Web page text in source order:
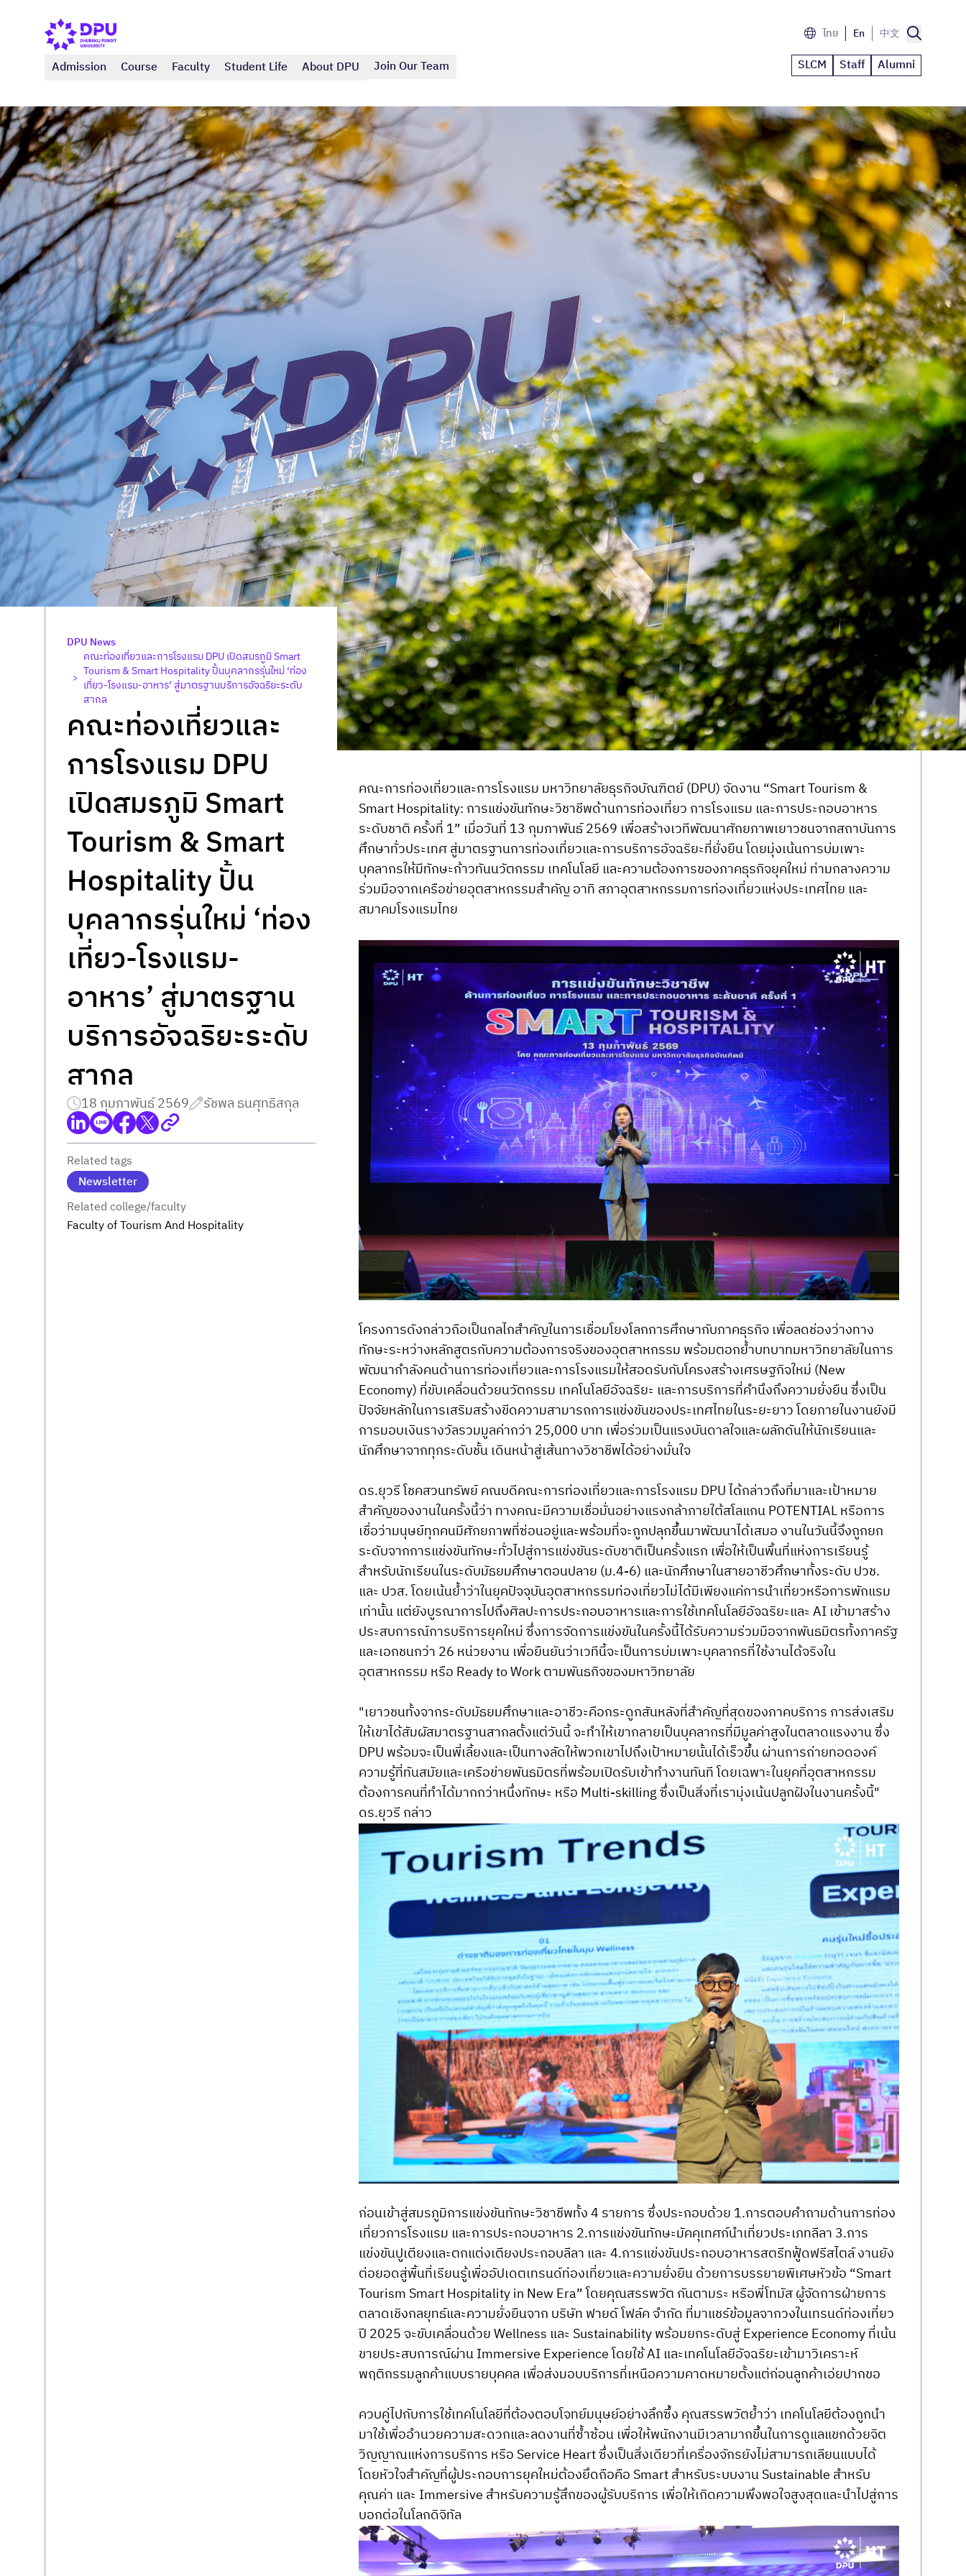
ไทย En 中文
Admission Course Faculty Student Life About DPU Join Our Team SLCM Staff Alumni
DPU News
>
คณะท่องเที่ยวและการโรงแรม DPU เปิดสมรภูมิ Smart
Tourism & Smart Hospitality ปั้นบุคลากรรุ่นใหม่ ‘ท่อง
เที่ยว-โรงแรม-อาหาร’ สู่มาตรฐานบริการอัจฉริยะระดับ
สากล
คณะท่องเที่ยวและ
การโรงแรม DPU
เปิดสมรภูมิ Smart
Tourism & Smart
Hospitality ปั้น
บุคลากรรุ่นใหม่ ‘ท่อง
เที่ยว-โรงแรม-
อาหาร’ สู่มาตรฐาน
บริการอัจฉริยะระดับ
สากล
18 กุมภาพันธ์ 2569 รัชพล ธนศุทธิสกุล
Related tags
Newsletter
Related college/faculty
Faculty of Tourism And Hospitality
คณะการท่องเที่ยวและการโรงแรม มหาวิทยาลัยธุรกิจบัณฑิตย์ (DPU) จัดงาน “Smart Tourism &
Smart Hospitality: การแข่งขันทักษะวิชาชีพด้านการท่องเที่ยว การโรงแรม และการประกอบอาหาร
ระดับชาติ ครั้งที่ 1” เมื่อวันที่ 13 กุมภาพันธ์ 2569 เพื่อสร้างเวทีพัฒนาศักยภาพเยาวชนจากสถาบันการ
ศึกษาทั่วประเทศ สู่มาตรฐานการท่องเที่ยวและการบริการอัจฉริยะที่ยั่งยืน โดยมุ่งเน้นการบ่มเพาะ
บุคลากรให้มีทักษะก้าวทันนวัตกรรม เทคโนโลยี และความต้องการของภาคธุรกิจยุคใหม่ ท่ามกลางความ
ร่วมมือจากเครือข่ายอุตสาหกรรมสำคัญ อาทิ สภาอุตสาหกรรมการท่องเที่ยวแห่งประเทศไทย และ
สมาคมโรงแรมไทย
โครงการดังกล่าวถือเป็นกลไกสำคัญในการเชื่อมโยงโลกการศึกษากับภาคธุรกิจ เพื่อลดช่องว่างทาง
ทักษะระหว่างหลักสูตรกับความต้องการจริงของอุตสาหกรรม พร้อมตอกย้ำบทบาทมหาวิทยาลัยในการ
พัฒนากำลังคนด้านการท่องเที่ยวและการโรงแรมให้สอดรับกับโครงสร้างเศรษฐกิจใหม่ (New
Economy) ที่ขับเคลื่อนด้วยนวัตกรรม เทคโนโลยีอัจฉริยะ และการบริการที่คำนึงถึงความยั่งยืน ซึ่งเป็น
ปัจจัยหลักในการเสริมสร้างขีดความสามารถการแข่งขันของประเทศไทยในระยะยาว โดยภายในงานยังมี
การมอบเงินรางวัลรวมมูลค่ากว่า 25,000 บาท เพื่อร่วมเป็นแรงบันดาลใจและผลักดันให้นักเรียนและ
นักศึกษาจากทุกระดับชั้น เดินหน้าสู่เส้นทางวิชาชีพได้อย่างมั่นใจ
ดร.ยุวรี โชคสวนทรัพย์ คณบดีคณะการท่องเที่ยวและการโรงแรม DPU ได้กล่าวถึงที่มาและเป้าหมาย
สำคัญของงานในครั้งนี้ว่า ทางคณะมีความเชื่อมั่นอย่างแรงกล้าภายใต้สโลแกน POTENTIAL หรือการ
เชื่อว่ามนุษย์ทุกคนมีศักยภาพที่ซ่อนอยู่และพร้อมที่จะถูกปลุกขึ้นมาพัฒนาได้เสมอ งานในวันนี้จึงถูกยก
ระดับจากการแข่งขันทักษะทั่วไปสู่การแข่งขันระดับชาติเป็นครั้งแรก เพื่อให้เป็นพื้นที่แห่งการเรียนรู้
สำหรับนักเรียนในระดับมัธยมศึกษาตอนปลาย (ม.4-6) และนักศึกษาในสายอาชีวศึกษาทั้งระดับ ปวช.
และ ปวส. โดยเน้นย้ำว่าในยุคปัจจุบันอุตสาหกรรมท่องเที่ยวไม่ได้มีเพียงแค่การนำเที่ยวหรือการพักแรม
เท่านั้น แต่ยังบูรณาการไปถึงศิลปะการประกอบอาหารและการใช้เทคโนโลยีอัจฉริยะและ AI เข้ามาสร้าง
ประสบการณ์การบริการยุคใหม่ ซึ่งการจัดการแข่งขันในครั้งนี้ได้รับความร่วมมือจากพันธมิตรทั้งภาครัฐ
และเอกชนกว่า 26 หน่วยงาน เพื่อยืนยันว่าเวทีนี้จะเป็นการบ่มเพาะบุคลากรที่ใช้งานได้จริงใน
อุตสาหกรรม หรือ Ready to Work ตามพันธกิจของมหาวิทยาลัย
"เยาวชนทั้งจากระดับมัธยมศึกษาและอาชีวะคือกระดูกสันหลังที่สำคัญที่สุดของภาคบริการ การส่งเสริม
ให้เขาได้สัมผัสมาตรฐานสากลตั้งแต่วันนี้ จะทำให้เขากลายเป็นบุคลากรที่มีมูลค่าสูงในตลาดแรงงาน ซึ่ง
DPU พร้อมจะเป็นพี่เลี้ยงและเป็นทางลัดให้พวกเขาไปถึงเป้าหมายนั้นได้เร็วขึ้น ผ่านการถ่ายทอดองค์
ความรู้ที่ทันสมัยและเครือข่ายพันธมิตรที่พร้อมเปิดรับเข้าทำงานทันที โดยเฉพาะในยุคที่อุตสาหกรรม
ต้องการคนที่ทำได้มากกว่าหนึ่งทักษะ หรือ Multi-skilling ซึ่งเป็นสิ่งที่เรามุ่งเน้นปลูกฝังในงานครั้งนี้"
ดร.ยุวรี กล่าว
ก่อนเข้าสู่สมรภูมิการแข่งขันทักษะวิชาชีพทั้ง 4 รายการ ซึ่งประกอบด้วย 1.การตอบคำถามด้านการท่อง
เที่ยวการโรงแรม และการประกอบอาหาร 2.การแข่งขันทักษะมัคคุเทศก์นำเที่ยวประเภทลีลา 3.การ
แข่งขันปูเตียงและตกแต่งเตียงประกอบลีลา และ 4.การแข่งขันประกอบอาหารสตรีทฟู้ดฟรีสไตล์ งานยัง
ต่อยอดสู่พื้นที่เรียนรู้เพื่ออัปเดตเทรนด์ท่องเที่ยวและความยั่งยืน ด้วยการบรรยายพิเศษหัวข้อ “Smart
Tourism Smart Hospitality in New Era” โดยคุณสรรพวัต กันตามระ หรือพี่โทมัส ผู้จัดการฝ่ายการ
ตลาดเชิงกลยุทธ์และความยั่งยืนจาก บริษัท ฟายด์ โฟล์ค จำกัด ที่มาแชร์ข้อมูลจากวงในเทรนด์ท่องเที่ยว
ปี 2025 จะขับเคลื่อนด้วย Wellness และ Sustainability พร้อมยกระดับสู่ Experience Economy ที่เน้น
ขายประสบการณ์ผ่าน Immersive Experience โดยใช้ AI และเทคโนโลยีอัจฉริยะเข้ามาวิเคราะห์
พฤติกรรมลูกค้าแบบรายบุคคล เพื่อส่งมอบบริการที่เหนือความคาดหมายตั้งแต่ก่อนลูกค้าเอ่ยปากขอ
ควบคู่ไปกับการใช้เทคโนโลยีที่ต้องตอบโจทย์มนุษย์อย่างลึกซึ้ง คุณสรรพวัตย้ำว่า เทคโนโลยีต้องถูกนำ
มาใช้เพื่ออำนวยความสะดวกและลดงานที่ซ้ำซ้อน เพื่อให้พนักงานมีเวลามากขึ้นในการดูแลแขกด้วยจิต
วิญญาณแห่งการบริการ หรือ Service Heart ซึ่งเป็นสิ่งเดียวที่เครื่องจักรยังไม่สามารถเลียนแบบได้
โดยหัวใจสำคัญที่ผู้ประกอบการยุคใหม่ต้องยึดถือคือ Smart สำหรับระบบงาน Sustainable สำหรับ
คุณค่า และ Immersive สำหรับความรู้สึกของผู้รับบริการ เพื่อให้เกิดความพึงพอใจสูงสุดและนำไปสู่การ
บอกต่อในโลกดิจิทัล